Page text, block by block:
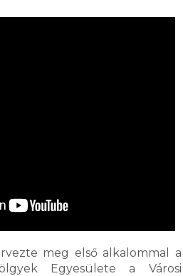
meg első alkalommal a
Egyesülete a Városi